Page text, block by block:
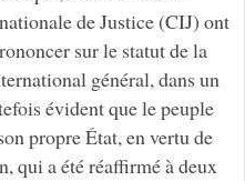
de Justice (CIJ) ont
sur le statut de la
général, dans un
évident que le peuple
propre État, en vertu de
qui a été réaffirmé à deux